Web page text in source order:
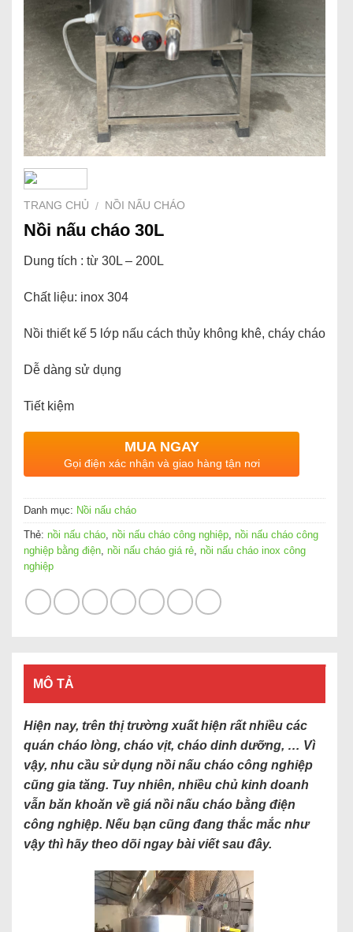
TRANG CHỦ / NỒI NẤU CHÁO
Nồi nấu cháo 30L
Dung tích : từ 30L – 200L
Chất liệu: inox 304
Nồi thiết kế 5 lớp nấu cách thủy không khê, cháy cháo
Dễ dàng sử dụng
Tiết kiệm
MUA NGAY
Gọi điện xác nhận và giao hàng tận nơi
Danh mục: Nồi nấu cháo
Thẻ: nồi nấu cháo, nồi nấu cháo công nghiệp, nồi nấu cháo công
nghiệp bằng điện, nồi nấu cháo giá rẻ, nồi nấu cháo inox công
nghiệp
MÔ TẢ
Hiện nay, trên thị trường xuất hiện rất nhiều các
quán cháo lòng, cháo vịt, cháo dinh dưỡng, … Vì
vậy, nhu cầu sử dụng nồi nấu cháo công nghiệp
cũng gia tăng. Tuy nhiên, nhiều chủ kinh doanh
vẫn băn khoăn về giá nồi nấu cháo bằng điện
công nghiệp. Nếu bạn cũng đang thắc mắc như
vậy thì hãy theo dõi ngay bài viết sau đây.